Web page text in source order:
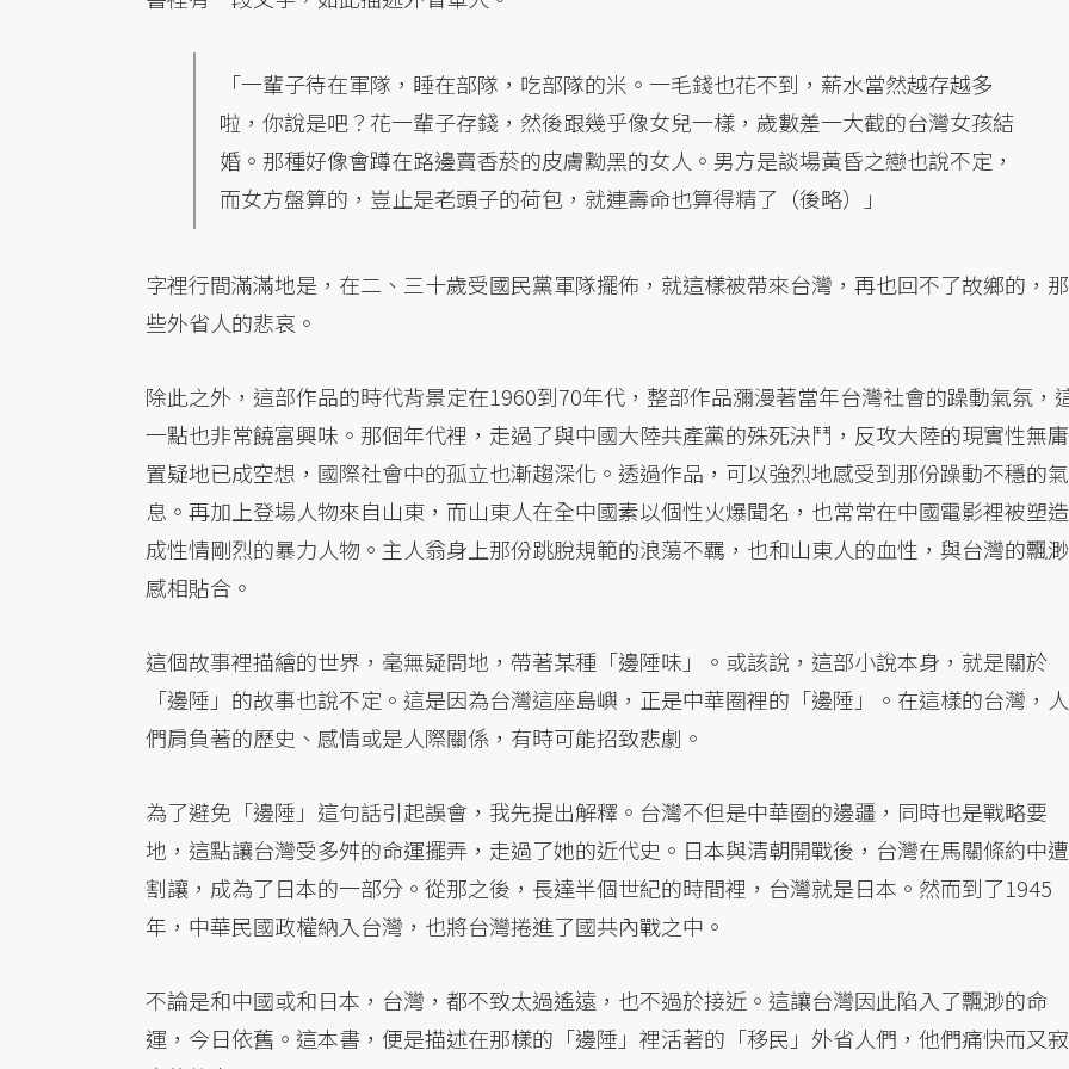
「一輩子待在軍隊，睡在部隊，吃部隊的米。一毛錢也花不到，薪水當然越存越多
啦，你說是吧？花一輩子存錢，然後跟幾乎像女兒一樣，歲數差一大截的台灣女孩結
婚。那種好像會蹲在路邊賣香菸的皮膚黝黑的女人。男方是談場黃昏之戀也說不定，
而女方盤算的，豈止是老頭子的荷包，就連壽命也算得精了（後略）」
字裡行間滿滿地是，在二、三十歲受國民黨軍隊擺佈，就這樣被帶來台灣，再也回不了故鄉的，那
些外省人的悲哀。
除此之外，這部作品的時代背景定在1960到70年代，整部作品瀰漫著當年台灣社會的躁動氣氛，
一點也非常饒富興味。那個年代裡，走過了與中國大陸共產黨的殊死決鬥，反攻大陸的現實性無庸
置疑地已成空想，國際社會中的孤立也漸趨深化。透過作品，可以強烈地感受到那份躁動不穩的氣
息。再加上登場人物來自山東，而山東人在全中國素以個性火爆聞名，也常常在中國電影裡被塑造
成性情剛烈的暴力人物。主人翁身上那份跳脫規範的浪蕩不羈，也和山東人的血性，與台灣的飄渺
感相貼合。
這個故事裡描繪的世界，毫無疑問地，帶著某種「邊陲味」。或該說，這部小說本身，就是關於
「邊陲」的故事也說不定。這是因為台灣這座島嶼，正是中華圈裡的「邊陲」。在這樣的台灣，人
們肩負著的歷史、感情或是人際關係，有時可能招致悲劇。
為了避免「邊陲」這句話引起誤會，我先提出解釋。台灣不但是中華圈的邊疆，同時也是戰略要
地，這點讓台灣受多舛的命運擺弄，走過了她的近代史。日本與清朝開戰後，台灣在馬關條約中遭
割讓，成為了日本的一部分。從那之後，長達半個世紀的時間裡，台灣就是日本。然而到了1945
年，中華民國政權納入台灣，也將台灣捲進了國共內戰之中。
不論是和中國或和日本，台灣，都不致太過遙遠，也不過於接近。這讓台灣因此陷入了飄渺的命
運，今日依舊。這本書，便是描述在那樣的「邊陲」裡活著的「移民」外省人們，他們痛快而又寂